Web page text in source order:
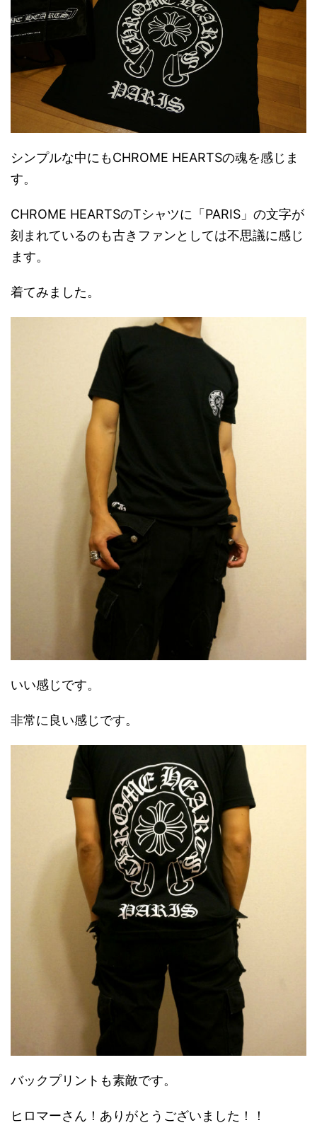
シンプルな中にもCHROME HEARTSの魂を感じま
す。
CHROME HEARTSのTシャツに「PARIS」の文字が
刻まれているのも古きファンとしては不思議に感じ
ます。
着てみました。
いい感じです。
非常に良い感じです。
バックプリントも素敵です。
ヒロマーさん！ありがとうございました！！